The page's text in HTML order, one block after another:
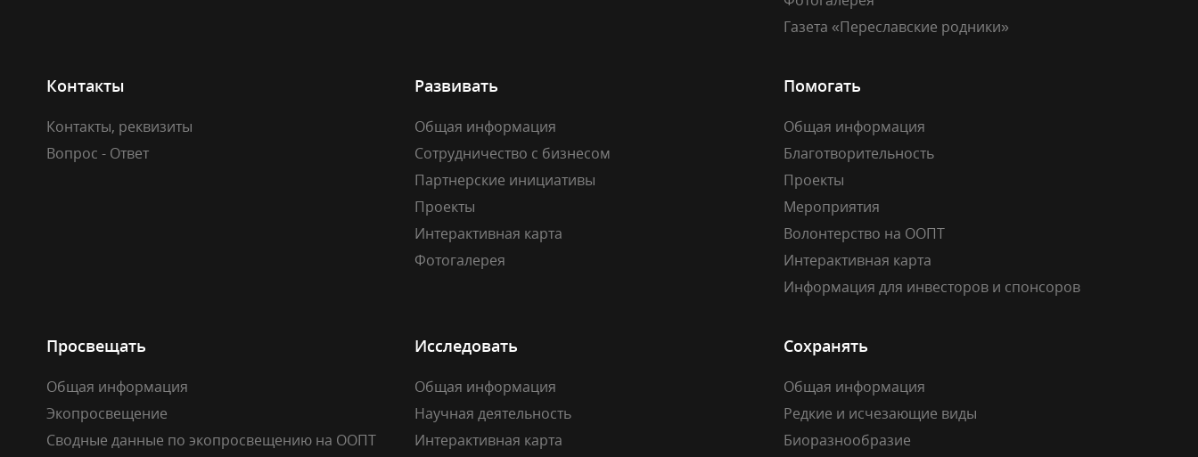
Газета «Переславские родники»
Контакты
Контакты, реквизиты
Вопрос - Ответ
Развивать
Общая информация
Сотрудничество с бизнесом
Партнерские инициативы
Проекты
Интерактивная карта
Фотогалерея
Помогать
Общая информация
Благотворительность
Проекты
Мероприятия
Волонтерство на ООПТ
Интерактивная карта
Информация для инвесторов и спонсоров
Просвещать
Общая информация
Экопросвещение
Сводные данные по экопросвещению на ООПТ
Исследовать
Общая информация
Научная деятельность
Интерактивная карта
Сохранять
Общая информация
Редкие и исчезающие виды
Биоразнообразие